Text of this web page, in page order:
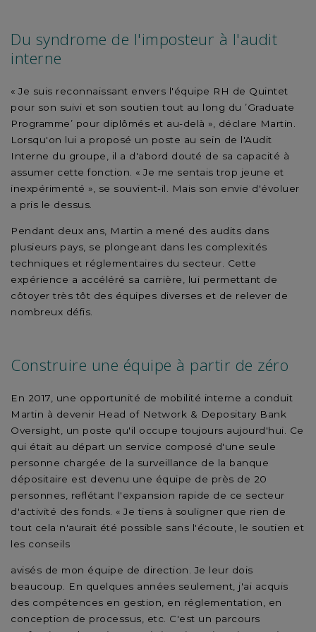
Du syndrome de l'imposteur à l'audit
interne
« Je suis reconnaissant envers l'équipe RH de Quintet
pour son suivi et son soutien tout au long du ’Graduate
Programme’ pour diplômés et au-delà », déclare Martin.
Lorsqu'on lui a proposé un poste au sein de l'Audit
Interne du groupe, il a d'abord douté de sa capacité à
assumer cette fonction. « Je me sentais trop jeune et
inexpérimenté », se souvient-il. Mais son envie d'évoluer
a pris le dessus.
Pendant deux ans, Martin a mené des audits dans
plusieurs pays, se plongeant dans les complexités
techniques et réglementaires du secteur. Cette
expérience a accéléré sa carrière, lui permettant de
côtoyer très tôt des équipes diverses et de relever de
nombreux défis.
Construire une équipe à partir de zéro
En 2017, une opportunité de mobilité interne a conduit
Martin à devenir Head of Network & Depositary Bank
Oversight, un poste qu'il occupe toujours aujourd'hui. Ce
qui était au départ un service composé d'une seule
personne chargée de la surveillance de la banque
dépositaire est devenu une équipe de près de 20
personnes, reflétant l'expansion rapide de ce secteur
d'activité des fonds. « Je tiens à souligner que rien de
tout cela n'aurait été possible sans l'écoute, le soutien et
les conseils
avisés de mon équipe de direction. Je leur dois
beaucoup. En quelques années seulement, j'ai acquis
des compétences en gestion, en réglementation, en
conception de processus, etc. C'est un parcours